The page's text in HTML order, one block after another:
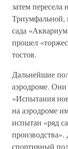
затем
Триумфальной,
сада
прошел
тостов.
Дальнейшие
аэродроме. Они
«Испытания
на аэродроме
испытан «ряд
спортивный